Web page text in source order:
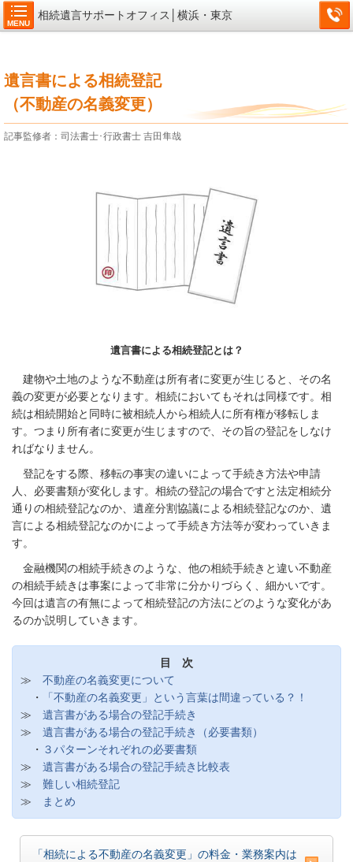
MENU
相続遺言サポートオフィス│横浜・東京
遺言書による相続登記
（不動産の名義変更）
記事監修者：司法書士･行政書士 吉田隼哉
遺言書による相続登記とは？
建物や土地のような不動産は所有者に変更が生じると、その名
義の変更が必要となります。相続においてもそれは同様です。相
続は相続開始と同時に被相続人から相続人に所有権が移転しま
す。つまり所有者に変更が生じますので、その旨の登記をしなけ
ればなりません。
登記をする際、移転の事実の違いによって手続き方法や申請
人、必要書類が変化します。相続の登記の場合ですと法定相続分
通りの相続登記なのか、遺産分割協議による相続登記なのか、遺
言による相続登記なのかによって手続き方法等が変わっていきま
す。
金融機関の相続手続きのような、他の相続手続きと違い不動産
の相続手続きは事案によって非常に分かりづらく、細かいです。
今回は遺言の有無によって相続登記の方法にどのような変化があ
るのか説明していきます。
目 次
≫ 不動産の名義変更について
・
「不動産の名義変更」という言葉は間違っている？！
≫ 遺言書がある場合の登記手続き
≫ 遺言書がある場合の登記手続き（必要書類）
・ ３パターンそれぞれの必要書類
≫ 遺言書がある場合の登記手続き比較表
≫ 難しい相続登記
≫
まとめ
「相続による不動産の名義変更」の料金・業務案内は